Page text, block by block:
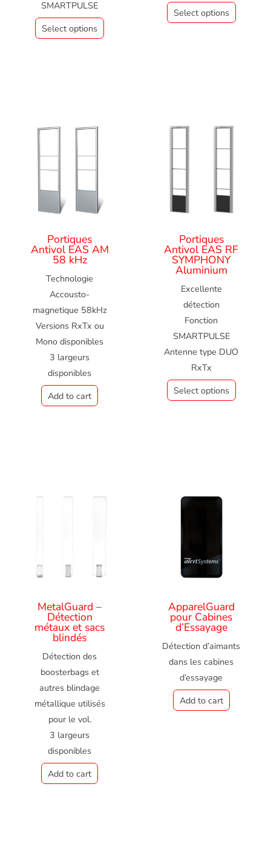
SMARTPULSE
Select options
Select options
Portiques
Antivol EAS AM
58 kHz
Technologie
Accousto-
magnetique 58kHz
Versions RxTx ou
Mono disponibles
3 largeurs
disponibles
Add to cart
Portiques
Antivol EAS RF
SYMPHONY
Aluminium
Excellente
détection
Fonction
SMARTPULSE
Antenne type DUO
RxTx
Select options
MetalGuard –
Détection
métaux et sacs
blindés
Détection des
boosterbagset
autres blindage
métallique utilisés
pour le vol.
3 largeurs
disponibles
Add to cart
ApparelGuard
pour Cabines
d’Essayage
Détection d’aimants
dans les cabines
d’essayage
Add to cart